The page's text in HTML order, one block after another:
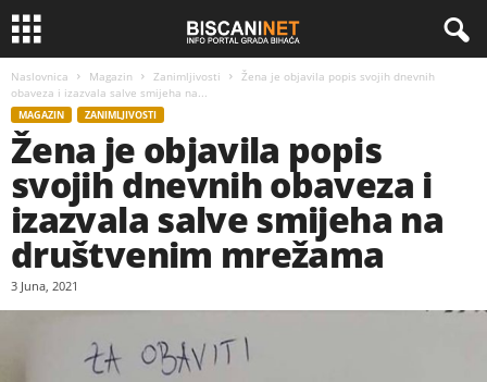
Naslovnica Magazin Zanimljivosti
Žena je objavila popis svojih dnevnih
obaveza i izazvala salve smijeha na...
MAGAZIN ZANIMLJIVOSTI
Žena je objavila popis
svojih dnevnih obaveza i
izazvala salve smijeha na
društvenim mrežama
3 Juna, 2021